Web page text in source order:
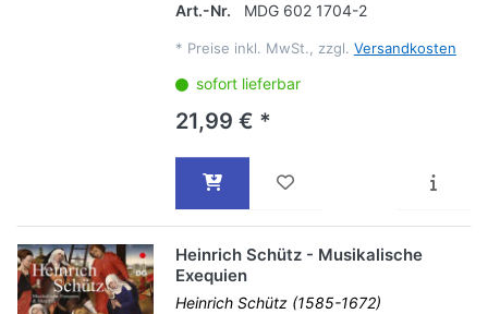
Art.-Nr.
MDG 602 1704-2
* Preise inkl. MwSt., zzgl. Versandkosten
sofort lieferbar
21,99 € *
Heinrich Schütz - Musikalische
Exequien
Heinrich Schütz (1585-1672)